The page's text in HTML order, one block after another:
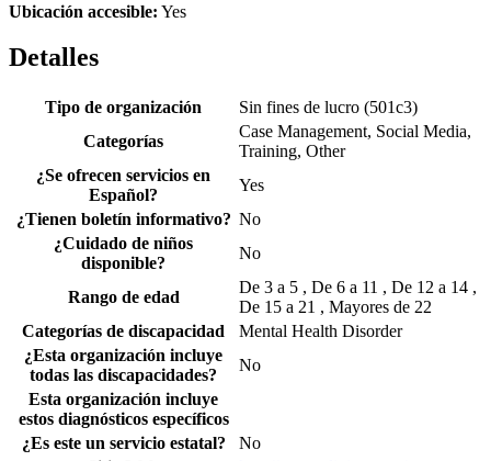
Ubicación accesible: Yes
Detalles
Tipo de organización
Sin fines de lucro (501c3)
Categorías
Case Management, Social Media,
Training, Other
¿Se ofrecen servicios en
Español?
Yes
¿Tienen boletín informativo? No
¿Cuidado de niños
disponible?
No
Rango de edad
De 3 a 5 , De 6 a 11 , De 12 a 14 ,
De 15 a 21 , Mayores de 22
Categorías de discapacidad
Mental Health Disorder
¿Esta organización incluye
todas las discapacidades?
No
Esta organización incluye
estos diagnósticos específicos
¿Es este un servicio estatal?
No